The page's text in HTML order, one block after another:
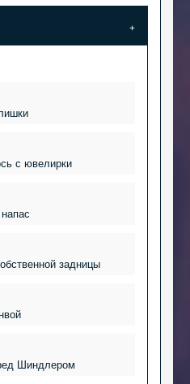
с ювелирки
задницы
Шиндлером